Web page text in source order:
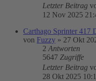
Letzter Beitrag
12 Nov 2025
Carthago Sprinter 417
von Fuzzy » 27 Okt
2 Antworten
5647 Zugriffe
Letzter Beitrag
28 Okt 2025